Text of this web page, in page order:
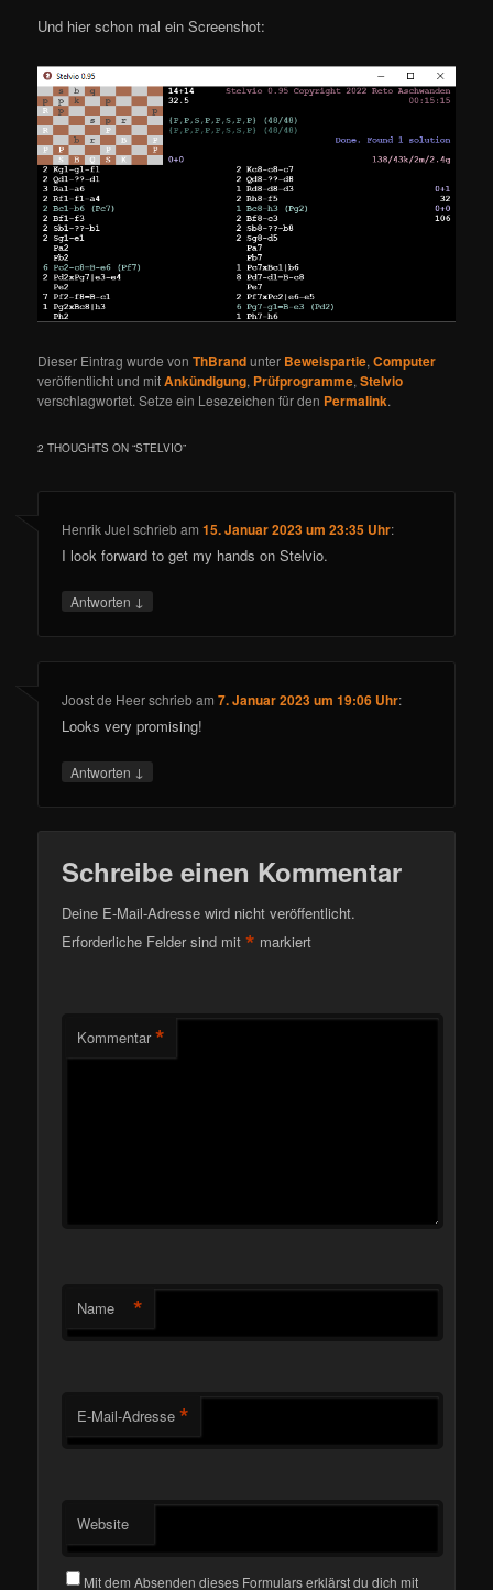
Und hier schon mal ein Screenshot:
Dieser Eintrag wurde vonThBrandunter Beweispartie,Computer
veröffentlicht und mitAnkündigung, Prüfprogramme,Stelvio
verschlagwortet. Setze ein Lesezeichen für den Permalink.
2 THOUGHTS ON “STELVIO”
Henrik Juel schriebam15. Januar 2023 um 23:35 Uhr:
I look forward to get my hands on Stelvio.
Antworten ↓
Joost de Heerschriebam7. Januar 2023 um 19:06 Uhr:
Looks very promising!
Antworten ↓
Schreibe einen Kommentar
Deine E-Mail-Adresse wird nicht veröffentlicht.
Erforderliche Felder sind mit* markiert
Kommentar *
Name *
E-Mail-Adresse *
Website
Mit dem Absenden dieses Formulars erklärst du dich mit